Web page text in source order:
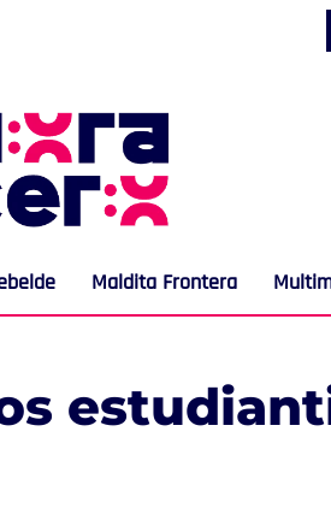
Maldita Frontera